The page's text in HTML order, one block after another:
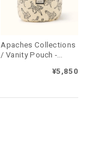
Apaches Collections
/ Vanity Pouch -
¥5,850